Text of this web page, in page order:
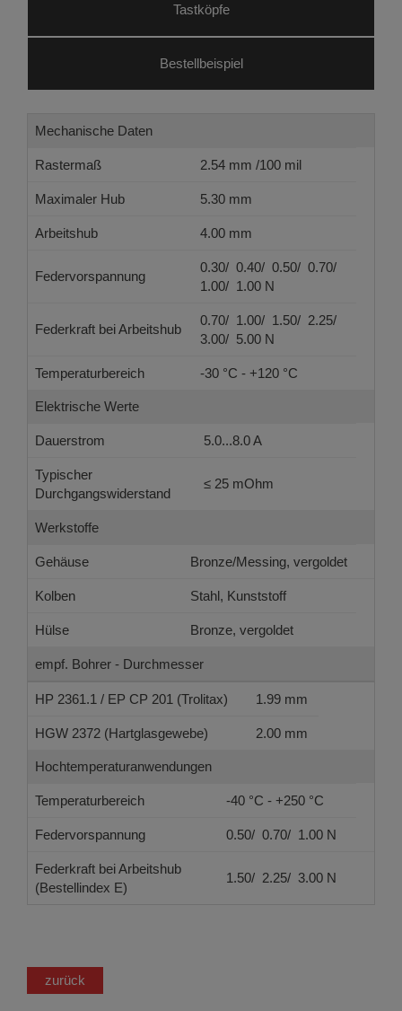
Tastköpfe
Bestellbeispiel
Mechanische Daten
Rastermaß 2.54 mm /100 mil
Maximaler Hub 5.30 mm
Arbeitshub 4.00 mm
Federvorspannung
0.30/ 0.40/ 0.50/ 0.70/
1.00/ 1.00 N
Federkraft bei Arbeitshub
0.70/ 1.00/ 1.50/ 2.25/
3.00/ 5.00 N
Temperaturbereich -30 °C - +120 °C
Elektrische Werte
Dauerstrom 5.0...8.0 A
Typischer
Durchgangswiderstand
≤ 25 mOhm
Werkstoffe
Gehäuse Bronze/Messing, vergoldet
Kolben Stahl, Kunststoff
Hülse Bronze, vergoldet
empf. Bohrer - Durchmesser
HP 2361.1 / EP CP 201 (Trolitax) 1.99 mm
HGW 2372 (Hartglasgewebe) 2.00 mm
Hochtemperaturanwendungen
Temperaturbereich -40 °C - +250 °C
Federvorspannung 0.50/ 0.70/ 1.00 N
Federkraft bei Arbeitshub
(Bestellindex E)
1.50/ 2.25/ 3.00 N
zurück